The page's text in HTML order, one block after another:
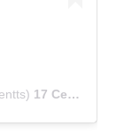
17 Сен 2019 в 6:26 PDT